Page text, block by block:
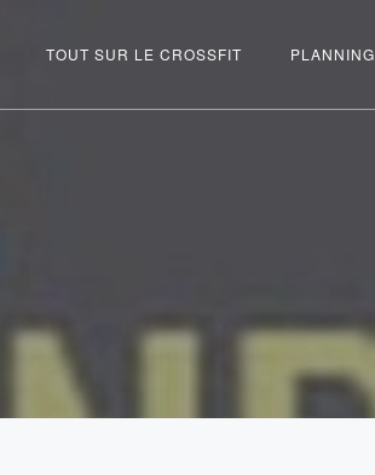
TOUT SUR LE CROSSFIT PLANNING